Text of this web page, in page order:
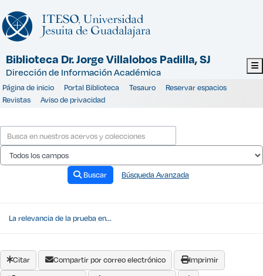
Biblioteca Dr. Jorge Villalobos Padilla, SJ
Dirección de Información Académica
Página de inicio Portal Biblioteca Tesauro
Reservar espacios
Revistas
Aviso de privacidad
Buscar Búsqueda Avanzada
La relevancia de la prueba en...
Citar Compartir por correo electrónico
Imprimir